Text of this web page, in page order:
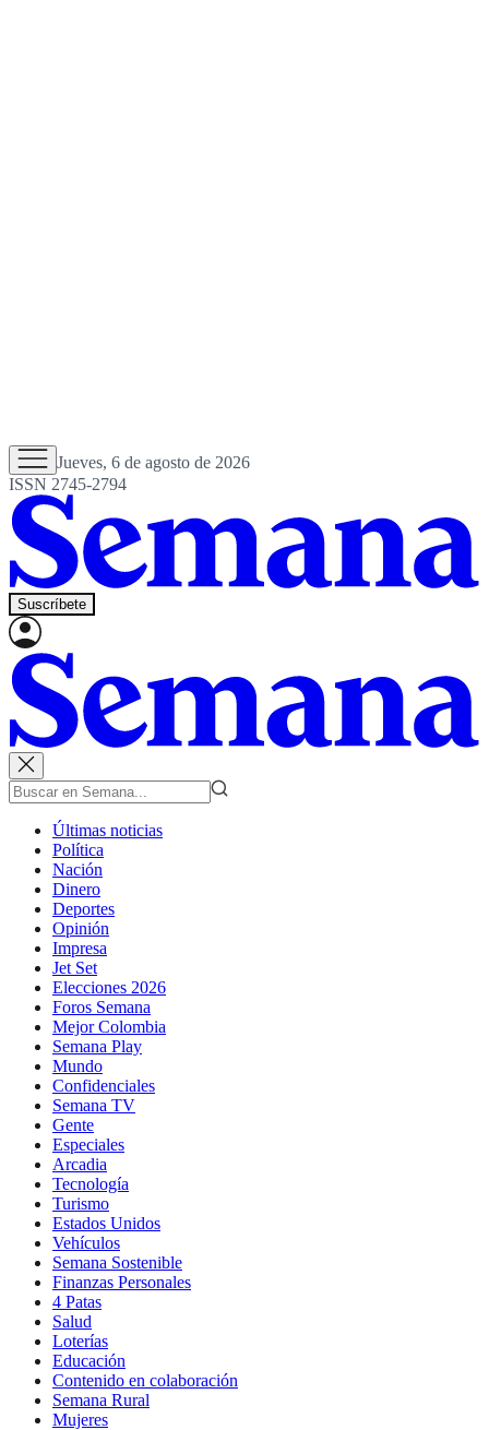
Jueves, 6 de agosto de 2026
ISSN 2745-2794
Suscríbete
Últimas noticias
Política
Nación
Dinero
Deportes
Opinión
Impresa
Jet Set
Elecciones 2026
Foros Semana
Mejor Colombia
Semana Play
Mundo
Confidenciales
Semana TV
Gente
Especiales
Arcadia
Tecnología
Turismo
Estados Unidos
Vehículos
Semana Sostenible
Finanzas Personales
4 Patas
Salud
Loterías
Educación
Contenido en colaboración
Semana Rural
Mujeres